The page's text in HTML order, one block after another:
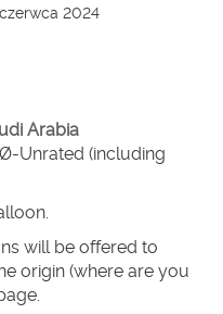
2024
Arabia
Unrated (including
will be offered to
origin (where are you